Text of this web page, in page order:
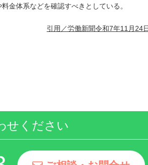
金体系などを確認すべきとしている。
引用／労働新聞令和7年11月24
せください